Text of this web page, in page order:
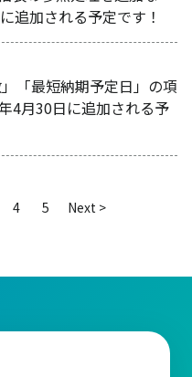
追加される予定です！
「最短納期予定日」の項
4月30日に追加される予
4 5 Next >